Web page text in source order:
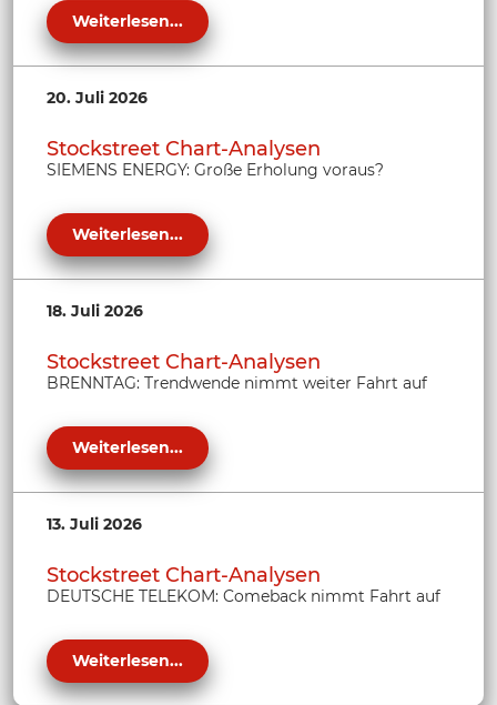
Weiterlesen...
20. Juli 2026
Stockstreet Chart-Analysen
SIEMENS ENERGY: Große Erholung voraus?
Weiterlesen...
18. Juli 2026
Stockstreet Chart-Analysen
BRENNTAG: Trendwende nimmt weiter Fahrt auf
Weiterlesen...
13. Juli 2026
Stockstreet Chart-Analysen
DEUTSCHE TELEKOM: Comeback nimmt Fahrt auf
Weiterlesen...